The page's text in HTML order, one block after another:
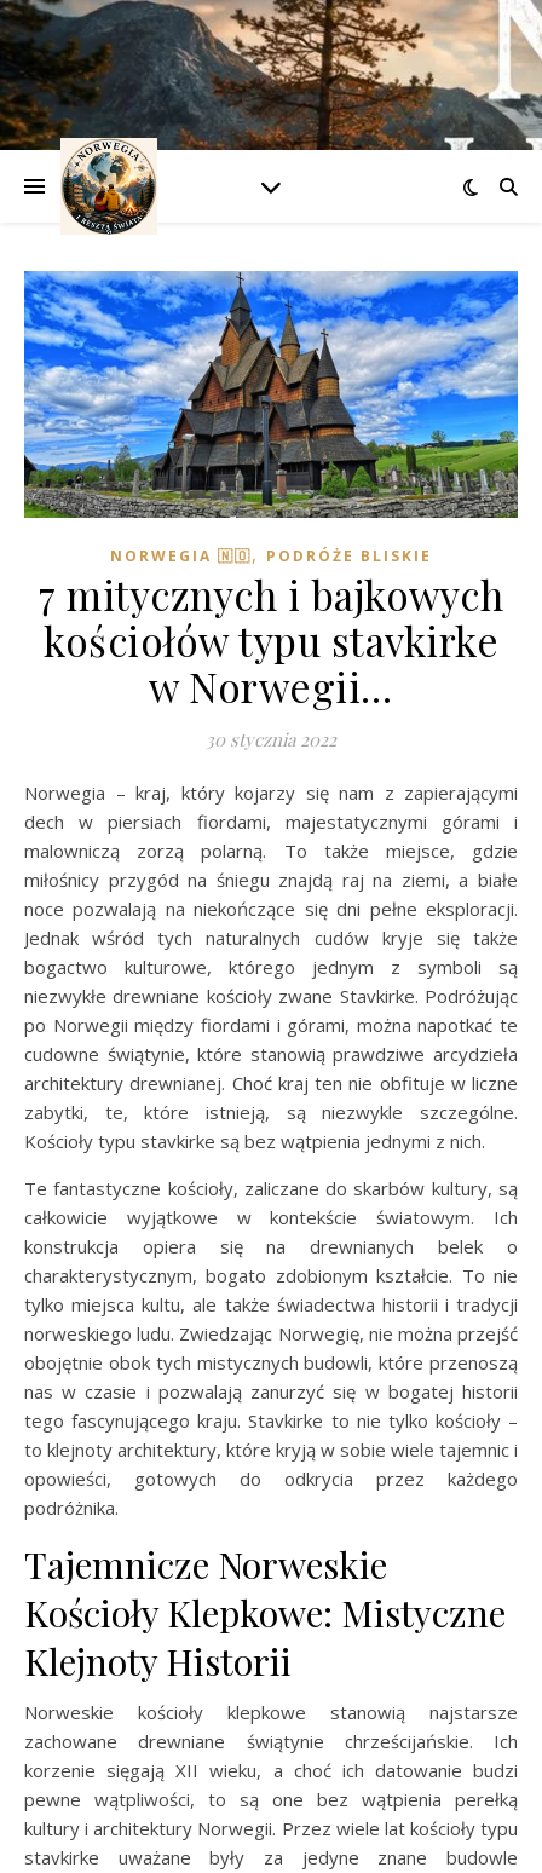
NORWEGIA 🇳🇴, PODRÓŻE BLISKIE
7 mitycznych i bajkowych
kościołów typu stavkirke
w Norwegii…
30 stycznia 2022
Norwegia – kraj, który kojarzy się nam z zapierającymi
dech w piersiach fiordami, majestatycznymi górami i
malowniczą zorzą polarną. To także miejsce, gdzie
miłośnicy przygód na śniegu znajdą raj na ziemi, a białe
noce pozwalają na niekończące się dni pełne eksploracji.
Jednak wśród tych naturalnych cudów kryje się także
bogactwo kulturowe, którego jednym z symboli są
niezwykłe drewniane kościoły zwane Stavkirke. Podróżując
po Norwegii między fiordami i górami, można napotkać te
cudowne świątynie, które stanowią prawdziwe arcydzieła
architektury drewnianej. Choć kraj ten nie obfituje w liczne
zabytki, te, które istnieją, są niezwykle szczególne.
Kościoły typu stavkirke są bez wątpienia jednymi z nich.
Te fantastyczne kościoły, zaliczane do skarbów kultury, są
całkowicie wyjątkowe w kontekście światowym. Ich
konstrukcja opiera się na drewnianych belek o
charakterystycznym, bogato zdobionym kształcie. To nie
tylko miejsca kultu, ale także świadectwa historii i tradycji
norweskiego ludu. Zwiedzając Norwegię, nie można przejść
obojętnie obok tych mistycznych budowli, które przenoszą
nas w czasie i pozwalają zanurzyć się w bogatej historii
tego fascynującego kraju. Stavkirke to nie tylko kościoły –
to klejnoty architektury, które kryją w sobie wiele tajemnic i
opowieści, gotowych do odkrycia przez każdego
podróżnika.
Tajemnicze Norweskie
Kościoły Klepkowe: Mistyczne
Klejnoty Historii
Norweskie kościoły klepkowe stanowią najstarsze
zachowane drewniane świątynie chrześcijańskie. Ich
korzenie sięgają XII wieku, a choć ich datowanie budzi
pewne wątpliwości, to są one bez wątpienia perełką
kultury i architektury Norwegii. Przez wiele lat kościoły typu
stavkirke uważane były za jedyne znane budowle